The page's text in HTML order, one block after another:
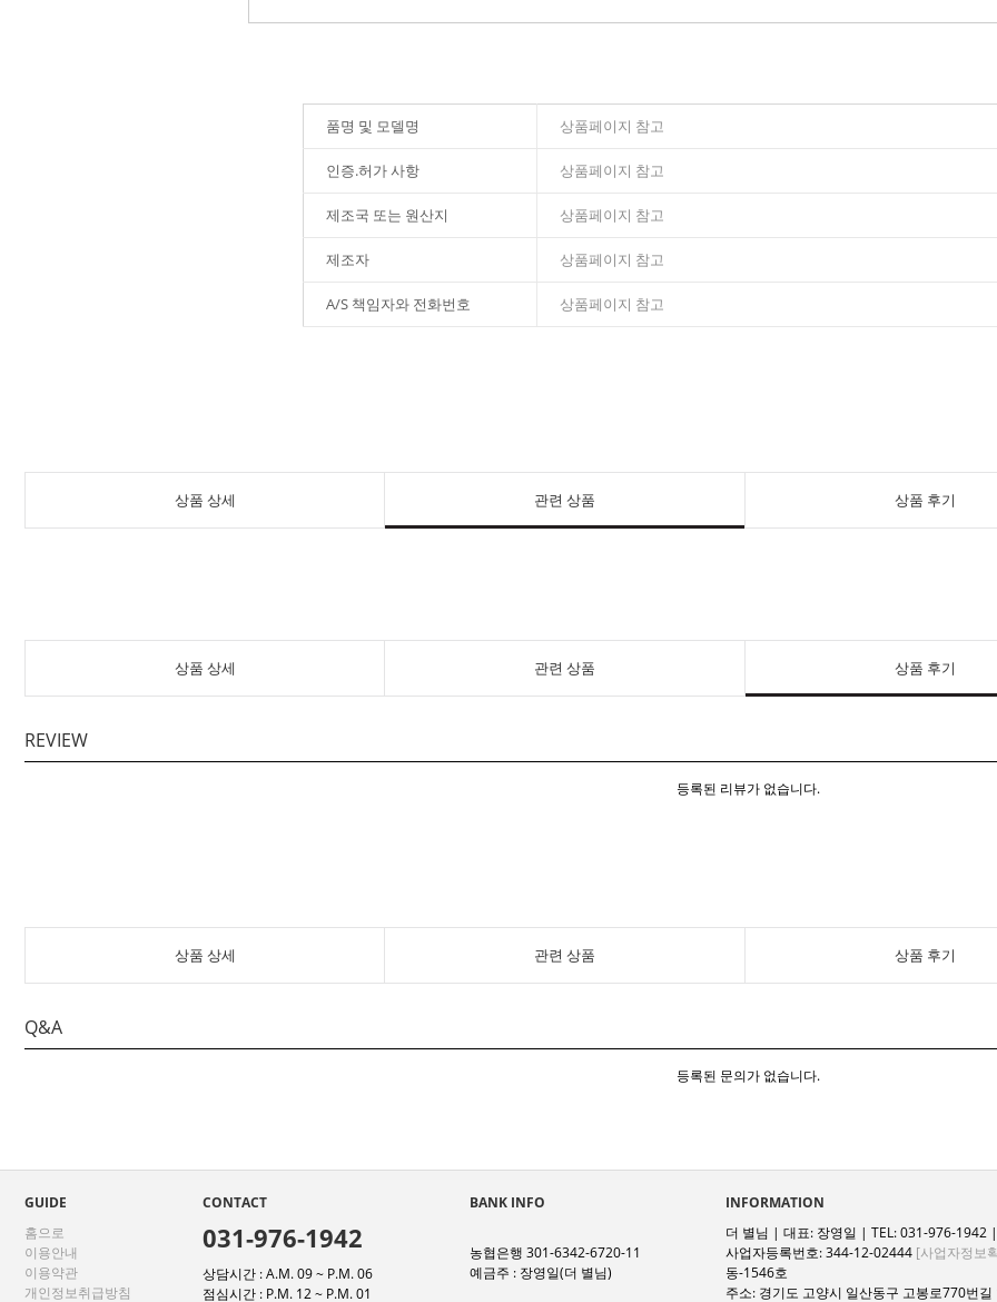
품명 및 모델명 상품페이지 참고
인증.허가 사항 상품페이지 참고
제조국 또는 원산지 상품페이지 참고
제조자 상품페이지 참고
A/S 책임자와 전화번호 상품페이지 참고
상품 상세 관련 상품 상품 후기
상품 상세 관련 상품 상품 후기
REVIEW
등록된 리뷰가 없습니다.
상품 상세 관련 상품 상품 후기
Q&A
등록된 문의가 없습니다.
GUIDE
홈으로
이용안내
이용약관
개인정보취급방침
CONTACT
031-976-1942
상담시간 : A.M. 09 ~ P.M. 06
점심시간 : P.M. 12 ~ P.M. 01
BANK INFO
농협은행 301-6342-6720-11
예금주 : 장영일(더 별님)
INFORMATION
더 별님 | 대표: 장영일 | TEL: 031-976-1942
사업자등록번호: 344-12-02444 [사업자정보
동-1546호
주소: 경기도 고양시 일산동구 고봉로770번